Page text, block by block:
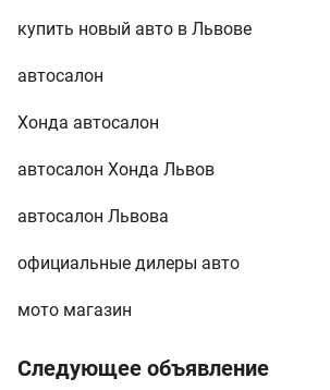
купить новый авто в Львове
автосалон
Хонда автосалон
автосалон Хонда Львов
автосалон Львова
официальные дилеры авто
мото магазин
Следующее объявление